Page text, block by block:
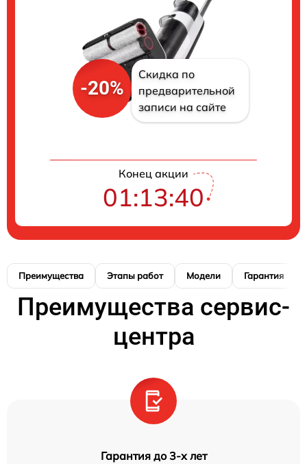
-20%
Скидка по
предварительной
записи на сайте
Конец акции
01:13:39
Преимущества Этапы работ Модели Гарантия
Преимущества сервис-
центра
Гарантия до 3-х лет